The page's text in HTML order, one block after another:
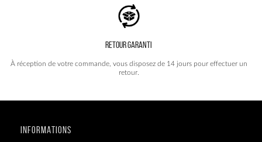
RETOUR GARANTI
À réception de votre commande, vous disposez de 14 jours pour effectuer un
retour.
INFORMATIONS